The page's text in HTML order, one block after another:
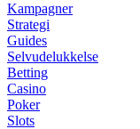
Kampagner
Strategi
Guides
Selvudelukkelse
Betting
Casino
Poker
Slots